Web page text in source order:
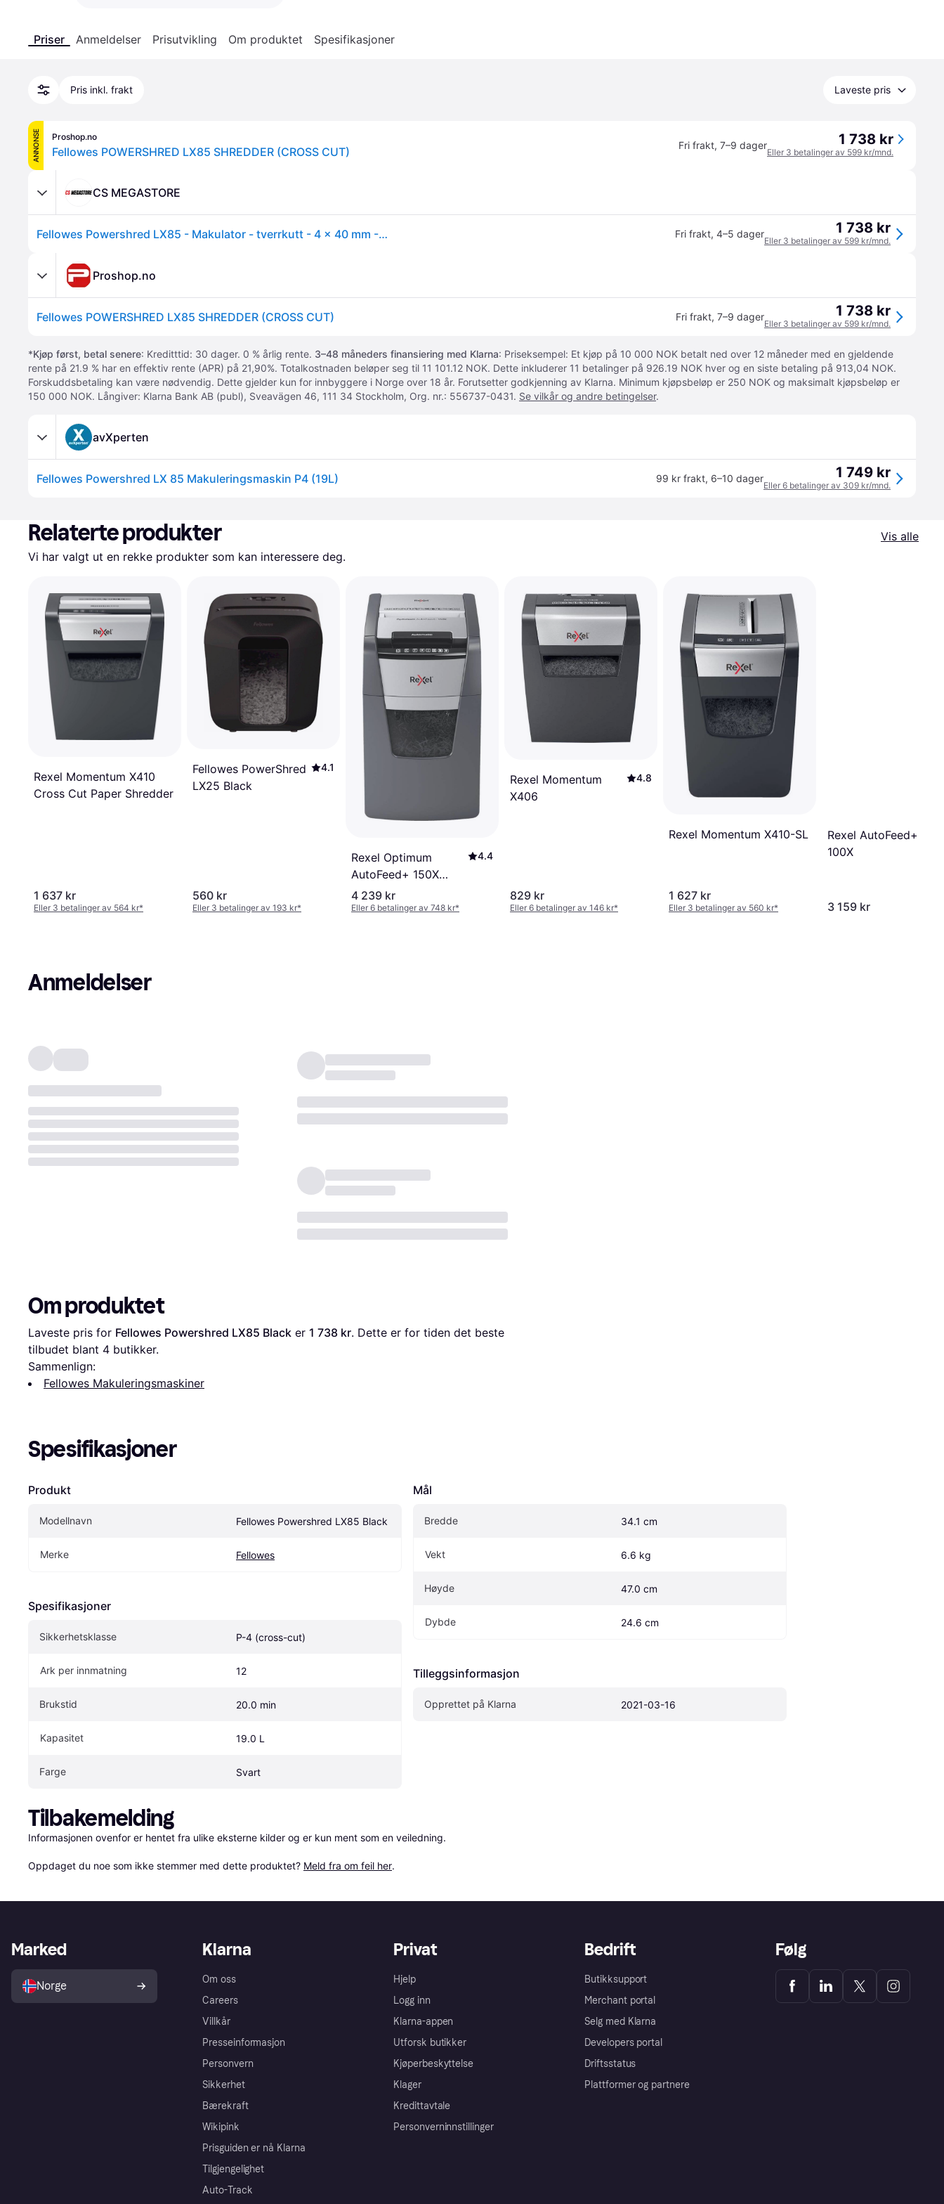
Priser Anmeldelser Prisutvikling Om produktet Spesifikasjoner
Pris inkl. frakt Laveste pris
ANNONSE Proshop.no
Fellowes POWERSHRED LX85 SHREDDER (CROSS CUT) Fri frakt, 7–9 dager 1 738 kr
Eller 3 betalinger av 599 kr/mnd.
CS MEGASTORE
Fellowes Powershred LX85 - Makulator - tverrkutt - 4 x 40 mm - P-4, T-4 Fri frakt, 4–5 dager 1 738 kr
Eller 3 betalinger av 599 kr/mnd.
Proshop.no
Fellowes POWERSHRED LX85 SHREDDER (CROSS CUT) Fri frakt, 7–9 dager 1 738 kr
Eller 3 betalinger av 599 kr/mnd.
*Kjøp først, betal senere: Kreditttid: 30 dager. 0 % årlig rente. 3–48 måneders finansiering med Klarna: Priseksempel: Et kjøp på 10 000 NOK betalt ned over 12 måneder med en gjeldende
rente på 21.9 % har en effektiv rente (APR) på 21,90%. Totalkostnaden beløper seg til 11 101.12 NOK. Dette inkluderer 11 betalinger på 926.19 NOK hver og en siste betaling på 913,04 NOK.
Forskuddsbetaling kan være nødvendig. Dette gjelder kun for innbyggere i Norge over 18 år. Forutsetter godkjenning av Klarna. Minimum kjøpsbeløp er 250 NOK og maksimalt kjøpsbeløp er
150 000 NOK. Långiver: Klarna Bank AB (publ), Sveavägen 46, 111 34 Stockholm, Org. nr.: 556737-0431. Se vilkår og andre betingelser.
avXperten
Fellowes Powershred LX 85 Makuleringsmaskin P4 (19L) 99 kr frakt, 6–10 dager 1 749 kr
Eller 6 betalinger av 309 kr/mnd.
Relaterte produkter
Vis alle
Vi har valgt ut en rekke produkter som kan interessere deg.
Rexel Momentum X410
Cross Cut Paper Shredder
1 637 kr
Eller 3 betalinger av 564 kr*
Fellowes PowerShred
LX25 Black
4.1
560 kr
Eller 3 betalinger av 193 kr*
Rexel Optimum
AutoFeed+ 150X
Automatic Cross Cut
Paper Shredder
4.4
4 239 kr
Eller 6 betalinger av 748 kr*
Rexel Momentum
X406
4.8
829 kr
Eller 6 betalinger av 146 kr*
Rexel Momentum X410-SL
1 627 kr
Eller 3 betalinger av 560 kr*
Rexel AutoFeed+
100X
3 159 kr
Anmeldelser
Om produktet
Laveste pris for Fellowes Powershred LX85 Black er 1 738 kr. Dette er for tiden det beste
tilbudet blant 4 butikker.
Sammenlign:
Fellowes Makuleringsmaskiner
Spesifikasjoner
Produkt
Modellnavn Fellowes Powershred LX85 Black
Merke Fellowes
Spesifikasjoner
Sikkerhetsklasse P-4 (cross-cut)
Ark per innmatning 12
Brukstid 20.0 min
Kapasitet 19.0 L
Farge Svart
Mål
Bredde 34.1 cm
Vekt 6.6 kg
Høyde 47.0 cm
Dybde 24.6 cm
Tilleggsinformasjon
Opprettet på Klarna 2021-03-16
Tilbakemelding
Informasjonen ovenfor er hentet fra ulike eksterne kilder og er kun ment som en veiledning.
Oppdaget du noe som ikke stemmer med dette produktet? Meld fra om feil her.
Klarna
Om oss
Careers
Villkår
Presseinformasjon
Personvern
Sikkerhet
Bærekraft
Wikipink
Prisguiden er nå Klarna
Tilgjengelighet
Auto-Track
Privat
Hjelp
Logg inn
Klarna-appen
Utforsk butikker
Kjøperbeskyttelse
Klager
Kredittavtale
Personverninnstillinger
Bedrift
Butikksupport
Merchant portal
Selg med Klarna
Developers portal
Driftsstatus
Plattformer og partnere
Marked
Norge
Følg